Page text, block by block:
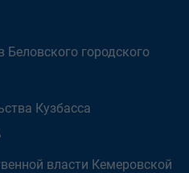
Беловского городского
Кузбасса
власти Кемеровской